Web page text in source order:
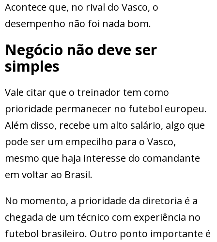
Acontece que, no rival do Vasco, o
desempenho não foi nada bom.
Negócio não deve ser
simples
Vale citar que o treinador tem como
prioridade permanecer no futebol europeu.
Além disso, recebe um alto salário, algo que
pode ser um empecilho para o Vasco,
mesmo que haja interesse do comandante
em voltar ao Brasil.
No momento, a prioridade da diretoria é a
chegada de um técnico com experiência no
futebol brasileiro. Outro ponto importante é